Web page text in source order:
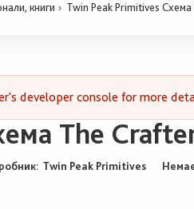
книги Twin Peak Primitives
developer console for more
The
Twin Peak Primitives